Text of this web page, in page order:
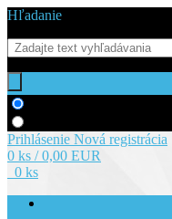
Hľadanie
Prihlásenie Nová registrácia
0 ks / 0,00 EUR
0 ks